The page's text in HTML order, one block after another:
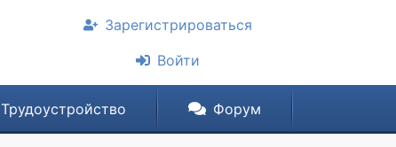
Зарегистрироваться
Войти
Трудоустройство Форум